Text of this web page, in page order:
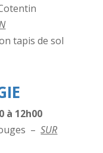
tapis de sol
à 12h00
–SUR